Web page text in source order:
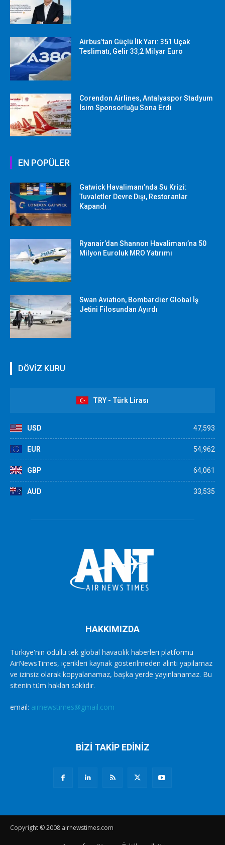
Airbus’tan Güçlü İlk Yarı: 351 Uçak
Teslimatı, Gelir 33,2 Milyar Euro
Corendon Airlines, Antalyaspor Stadyum
İsim Sponsorluğu Sona Erdi
EN POPÜLER
Gatwick Havalimanı’nda Su Krizi:
Tuvaletler Devre Dışı, Restoranlar
Kapandı
Ryanair’dan Shannon Havalimanı’na 50
Milyon Euroluk MRO Yatırımı
Swan Aviation, Bombardier Global İş
Jetini Filosundan Ayırdı
DÖVİZ KURU
TRY - Türk Lirası
USD 47,593
EUR 54,962
GBP 64,061
AUD 33,535
HAKKIMIZDA
Türkiye'nin ödüllü tek global havacılık haberleri platformu
AirNewsTimes, içerikleri kaynak gösterilmeden alıntı yapılamaz
ve izinsiz olarak kopyalanamaz, başka yerde yayınlanamaz. Bu
sitenin tüm hakları saklıdır.
email: airnewstimes@gmail.com
BİZİ TAKİP EDİNİZ
Copyright © 2008 airnewstimes.com